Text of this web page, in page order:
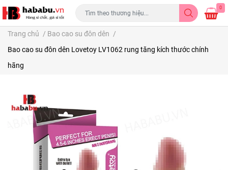
0
Trang chủ / Bao cao su đôn dên /
Bao cao su đôn dên Lovetoy LV1062 rung tăng kích thước chính
hãng